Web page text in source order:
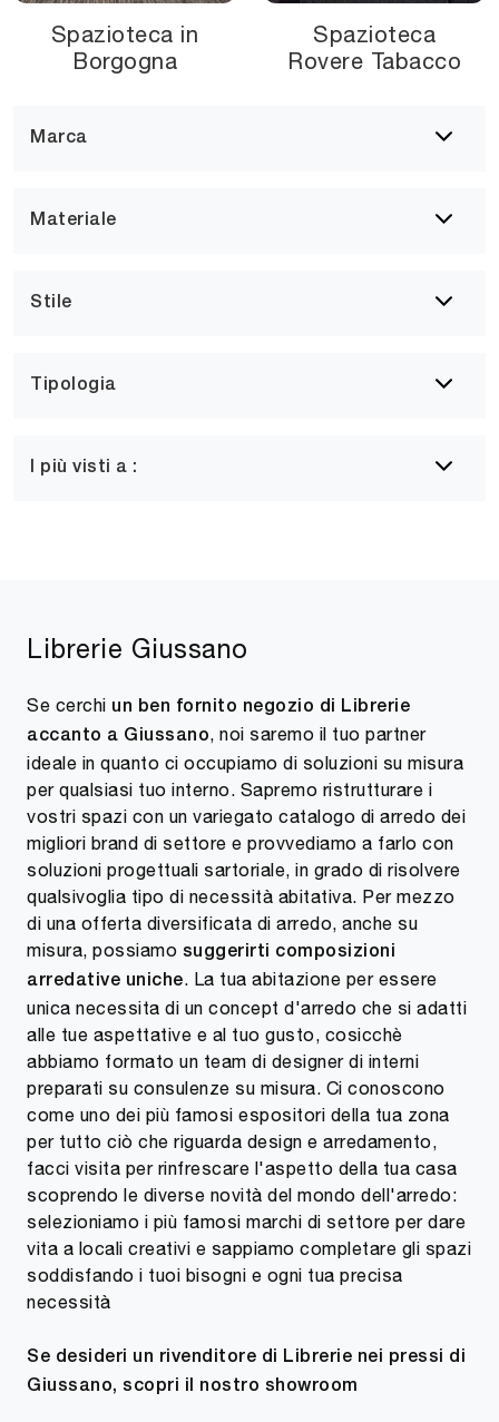
Marca
Materiale
Stile
Tipologia
I più visti a :
Spazioteca in
Borgogna
Spazioteca
Rovere Tabacco
Librerie Giussano
Se cerchi un ben fornito negozio di Librerie
accanto a Giussano, noi saremo il tuo partner
ideale in quanto ci occupiamo di soluzioni su misura
per qualsiasi tuo interno. Sapremo ristrutturare i
vostri spazi con un variegato catalogo di arredo dei
migliori brand di settore e provvediamo a farlo con
soluzioni progettuali sartoriale, in grado di risolvere
qualsivoglia tipo di necessità abitativa. Per mezzo
di una offerta diversificata di arredo, anche su
misura, possiamo suggerirti composizioni
arredative uniche. La tua abitazione per essere
unica necessita di un concept d'arredo che si adatti
alle tue aspettative e al tuo gusto, cosicchè
abbiamo formato un team di designer di interni
preparati su consulenze su misura. Ci conoscono
come uno dei più famosi espositori della tua zona
per tutto ciò che riguarda design e arredamento,
facci visita per rinfrescare l'aspetto della tua casa
scoprendo le diverse novità del mondo dell'arredo:
selezioniamo i più famosi marchi di settore per dare
vita a locali creativi e sappiamo completare gli spazi
soddisfando i tuoi bisogni e ogni tua precisa
necessità
Se desideri un rivenditore di Librerie nei pressi di
Giussano, scopri il nostro showroom